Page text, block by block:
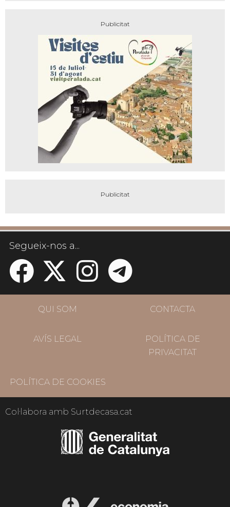
Segueix-nos a...
QUI SOM CONTACTA
AVÍS LEGAL
POLÍTICA DE
PRIVACITAT
POLÍTICA DE COOKIES
Col·labora amb Surtdecasa.cat